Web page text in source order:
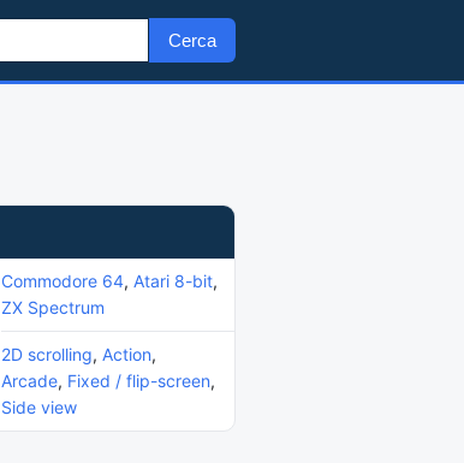
Cerca
Commodore 64, Atari 8-bit,
ZX Spectrum
2D scrolling, Action,
Arcade, Fixed / flip-screen,
Side view